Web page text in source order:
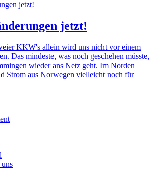
jetzt!
KKW's allein wird uns nicht vor einem
Das mindeste, was noch geschehen müsste,
wieder ans Netz geht. Im Norden
Strom aus Norwegen vielleicht noch für